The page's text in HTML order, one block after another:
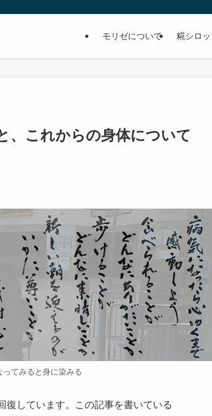
モリゼについて 糀シロ
、これからの身体について
てみると身に染みる
復しています。この記事を書いている